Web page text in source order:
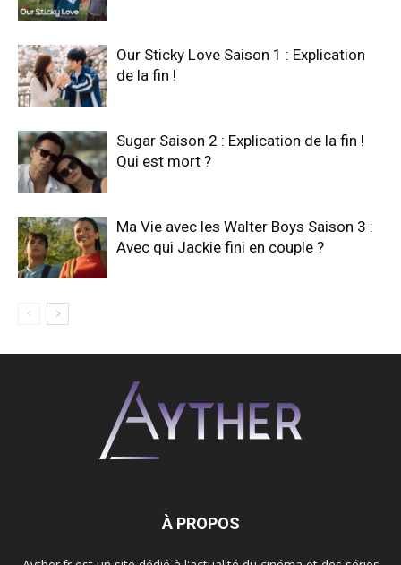
Our Sticky Love Saison 1 : Explication
de la fin !
Sugar Saison 2 : Explication de la fin !
Qui est mort ?
Ma Vie avec les Walter Boys Saison 3 :
Avec qui Jackie fini en couple ?
À PROPOS